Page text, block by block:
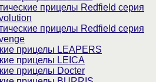
прицелы Redfield серия
прицелы Redfield серия
прицелы LEAPERS
прицелы LEICA
прицелы Docter